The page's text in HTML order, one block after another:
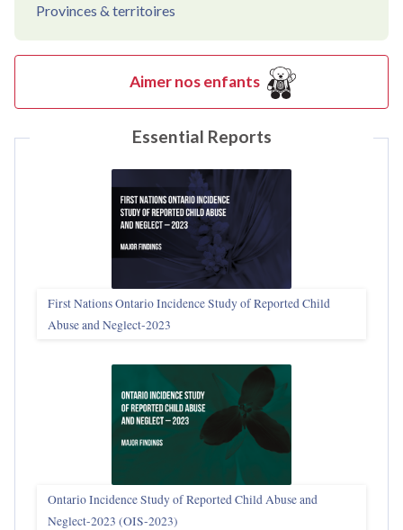
Provinces & territoires
Aimer nos enfants
Essential Reports
First Nations Ontario Incidence Study of Reported Child
Abuse and Neglect‑2023
Ontario Incidence Study of Reported Child Abuse and
Neglect-2023 (OIS‑2023)